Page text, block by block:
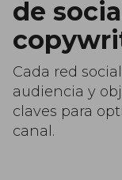
de
Cada red
audiencia y
claves para
canal.